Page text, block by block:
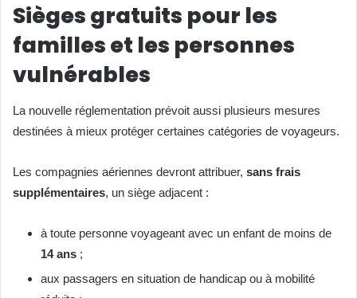
Sièges gratuits pour les
familles et les personnes
vulnérables
La nouvelle réglementation prévoit aussi plusieurs mesures
destinées à mieux protéger certaines catégories de voyageurs.
Les compagnies aériennes devront attribuer, sans frais
supplémentaires, un siège adjacent :
à toute personne voyageant avec un enfant de moins de
14 ans ;
aux passagers en situation de handicap ou à mobilité